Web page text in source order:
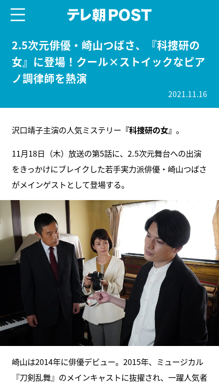
2.5次元俳優・崎山つばさ、『科捜研の
女』に登場！クール×ストイックなピア
ノ調律師を熱演
2021.11.16
沢口靖子主演の人気ミステリー 『科捜研の女』 。
11月18日（木）放送の第5話に、2.5次元舞台への出演
をきっかけにブレイクした若手実力派俳優・崎山つばさ
がメインゲストとして登場する。
崎山は2014年に俳優デビュー。2015年、ミュージカル
『刀剣乱舞』のメインキャストに抜擢され、一躍人気者